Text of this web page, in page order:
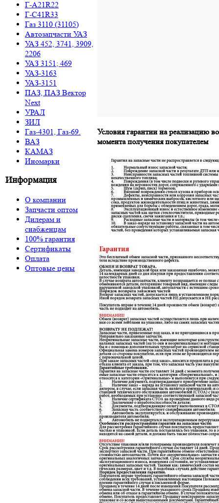
Г-A21R22
Г-C41R33
Газ 3110 (31105)
Автозапчасти УАЗ
УАЗ 452, 3741, 3909,
2206
УАЗ 3151; 469
УАЗ-3163
УАЗ-3151
ПАЗ, ПАЗ Вектор
Next
УРАЛ
ЗИЛ
Газ-4301, Газ-69.
ВАЗ
КАМАЗ
Иномарки
Информация
О компании
Запчасти оптом
Дилерам и
снабженцам
100% гарантия
Сертификаты
Оплата
Оптовые цены
Условия гарантии на реализацию
момента получения покупателем